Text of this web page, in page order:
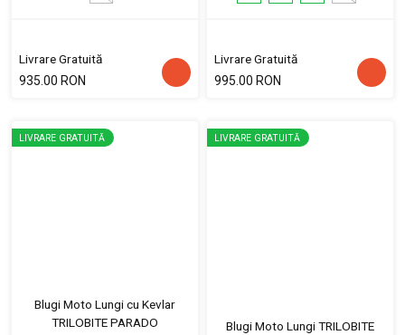
Livrare Gratuită
935.00 RON
Livrare Gratuită
995.00 RON
LIVRARE GRATUITĂ
Blugi Moto Lungi cu Kevlar
TRILOBITE PARADO
LIVRARE GRATUITĂ
Blugi Moto Lungi TRILOBITE